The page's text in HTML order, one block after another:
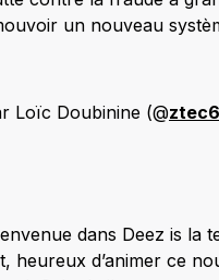
un nouveau
Loïc Doubinine (@ztec6
dans Deez is la
heureux d’animer ce